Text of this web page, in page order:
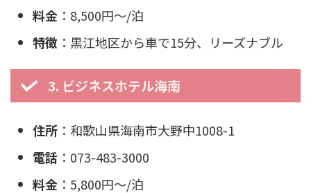
料金 ：8,500円〜/泊
特徴 ：黒江地区から車で15分、リーズナブル
3. ビジネスホテル海南
住所 ：和歌山県海南市大野中1008-1
電話 ：073-483-3000
料金 ：5,800円〜/泊